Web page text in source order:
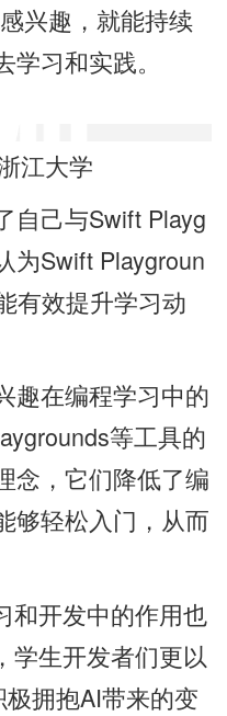
兴趣，就能持续
习和实践。
江大学
己与Swift Playg
为Swift Playgroun
有效提升学习动
在编程学习中的
等工具的
念，它们降低了编
够轻松入门，从而
开发中的作用也
学生开发者们更以
极拥抱AI带来的变